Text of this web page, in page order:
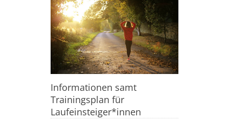
Informationen samt
Trainingsplan für
Laufeinsteiger*innen